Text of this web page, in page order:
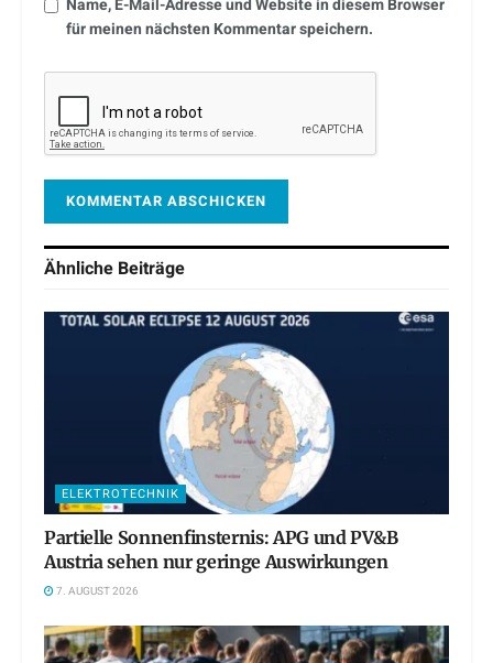
Name, E-Mail-Adresse und Website in diesem Browser
für meinen nächsten Kommentar speichern.
Ähnliche Beiträge
ELEKTROTECHNIK
Partielle Sonnenfinsternis: APG und PV&B
Austria sehen nur geringe Auswirkungen
7. AUGUST 2026